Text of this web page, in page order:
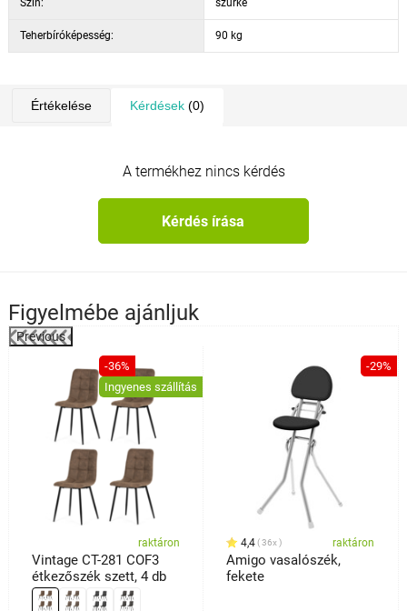
Szín: szürke
Teherbíróképesség: 90 kg
Értékelése Kérdések(0)
A termékhez nincs kérdés
Kérdés írása
Figyelmébe ajánljuk
Previous
-36%
Ingyenes szállítás
raktáron
Vintage CT-281 COF3
étkezőszék szett, 4 db
-29%
4,4 36x raktáron
Amigo vasalószék,
fekete